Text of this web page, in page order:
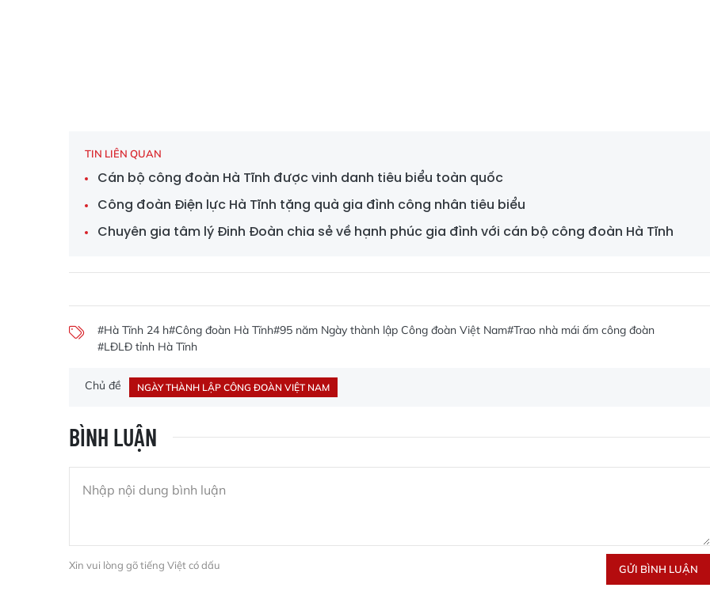
TIN LIÊN QUAN
Cán bộ công đoàn Hà Tĩnh được vinh danh tiêu biểu toàn quốc
Công đoàn Điện lực Hà Tĩnh tặng quà gia đình công nhân tiêu biểu
Chuyên gia tâm lý Đinh Đoàn chia sẻ về hạnh phúc gia đình với cán bộ công đoàn Hà Tĩnh
#Hà Tĩnh 24 h#Công đoàn Hà Tĩnh#95 năm Ngày thành lập Công đoàn Việt Nam#Trao nhà mái ấm công đoàn
#LĐLĐ tỉnh Hà Tĩnh
Chủ đề NGÀY THÀNH LẬP CÔNG ĐOÀN VIỆT NAM
BÌNH LUẬN
Xin vui lòng gõ tiếng Việt có dấu GỬI BÌNH LUẬN